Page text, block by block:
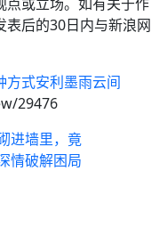
表后的30日内与新浪网
方式安利墨雨云间
29476
进墙里，竟
情破解困局